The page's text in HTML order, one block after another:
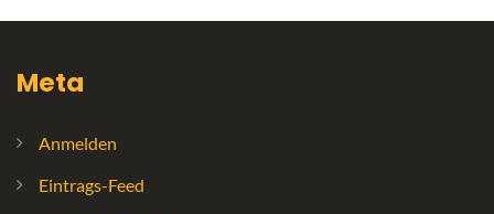
Meta
Anmelden
Eintrags-Feed